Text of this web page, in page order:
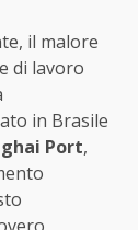
il malore
di lavoro
in Brasile
Port,